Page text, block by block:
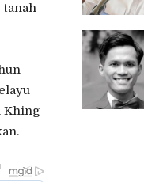
Khing